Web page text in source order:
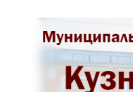
Перейти к содержимому